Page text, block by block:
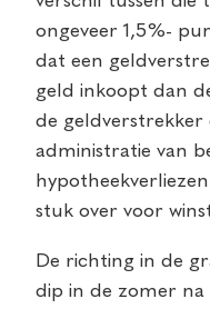
ongeveer 1,5%-
dat een
geld inkoopt dan
de geldverstrekker
administratie van
stuk over voor
De richting in de
dip in de zomer na